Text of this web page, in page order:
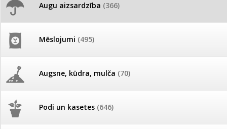
Augu aizsardzība (366)
Mēslojumi (495)
Augsne, kūdra, mulča (70)
Podi un kasetes (646)
Pašlasīšanas vietu katalogs
26.05. Vebinārs - Kā ierobežot
gliemežus piemājas dārzā un
Darba laiks Līgo svētkos
Ūdens piemērotības noteikšana
frēze + mulčieris +
AKCIJAS komplekts -
Nezālēm PROF
Produkti »Augu aizsardzība
Burkāni
Cidonijas
Jāņogas